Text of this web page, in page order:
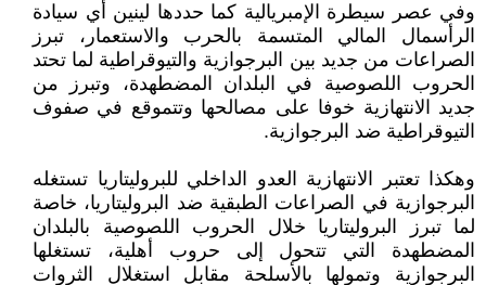
وفي عصر سيطرة الإمبريالية كما حددها لينين أي سيادة
الرأسمال المالي المتسمة بالحرب والاستعمار، تبرز
الصراعات من جديد بين البرجوازية والتيوقراطية لما تحتد
الحروب اللصوصية في البلدان المضطهدة، وتبرز من
جديد الانتهازية خوفا على مصالحها وتتموقع في صفوف
التيوقراطية ضد البرجوازية.
وهكذا تعتبر الانتهازية العدو الداخلي للبروليتاريا تستغله
البرجوازية في الصراعات الطبقية ضد البروليتاريا، خاصة
لما تبرز البروليتاريا خلال الحروب اللصوصية بالبلدان
المضطهدة التي تتحول إلى حروب أهلية، تستغلها
البرجوازية وتمولها بالأسلحة مقابل استغلال الثروات